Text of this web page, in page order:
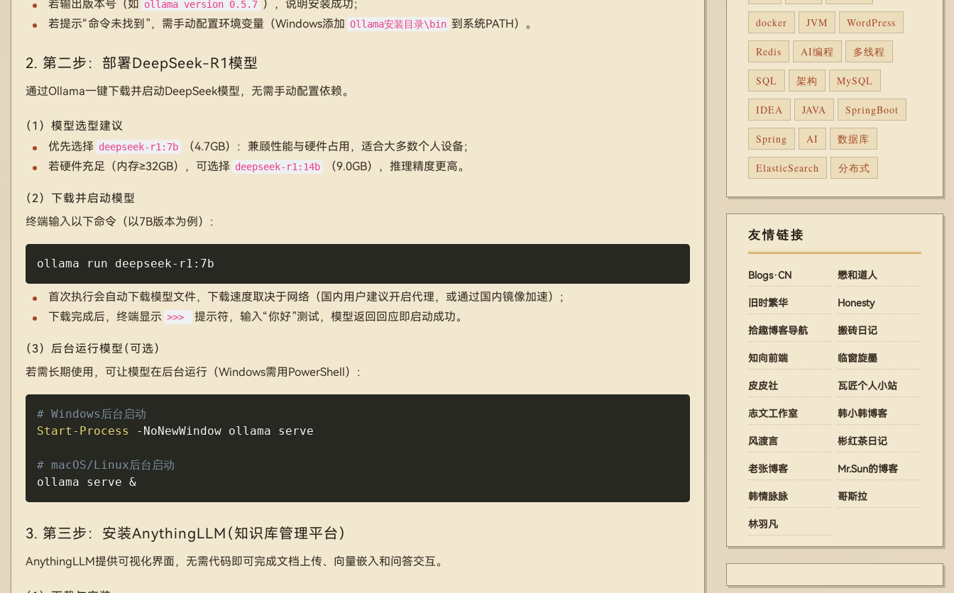
若输出版本号（如 ollama version 0.5.7 ），说明安装成功；
若提示“命令未找到”，需手动配置环境变量（Windows添加 Ollama安装目录\bin 到系统PATH）。
2. 第二步：部署DeepSeek-R1模型
通过Ollama一键下载并启动DeepSeek模型，无需手动配置依赖。
（1）模型选型建议
优先选择 deepseek-r1:7b
（4.7GB）：兼顾性能与硬件占用，适合大多数个人设备；
若硬件充足（内存≥32GB），可选择 deepseek-r1:14b （9.0GB），推理精度更高。
（2）下载并启动模型
终端输入以下命令（以7B版本为例）：
ollama run deepseek-r1:7b
首次执行会自动下载模型文件，下载速度取决于网络（国内用户建议开启代理，或通过国内镜像加速）；
下载完成后，终端显示 >>> 提示符，输入“你好”测试，模型返回回应即启动成功。
（3）后台运行模型（可选）
若需长期使用，可让模型在后台运行（Windows需用PowerShell）：
# Windows后台启动
Start-Process
- NoNewWindow ollama serve
# macOS/Linux后台启动
ollama serve &
3. 第三步：安装AnythingLLM（知识库管理平台）
AnythingLLM提供可视化界面，无需代码即可完成文档上传、向量嵌入和问答交互。
docker JVM WordPress
Redis AI编程 多线程
SQL 架构 MySQL
IDEA JAVA SpringBoot
Spring AI 数据库
ElasticSearch 分布式
友情链接
Blogs·CN 懋和道人
旧时繁华 Honesty
拾趣博客导航 搬砖日记
知向前端 临窗旋墨
皮皮社 瓦匠个人小站
志文工作室 韩小韩博客
风渡言 彬红茶日记
老张博客 Mr.Sun的博客
韩情脉脉 哥斯拉
林羽凡